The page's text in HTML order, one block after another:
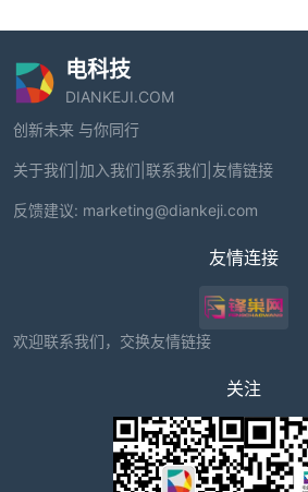
电科技
DIANKEJI.COM
创新未来 与你同行
关于我们 加入我们 联系我们 友情链接
反馈建议: marketing@diankeji.com
友情连接
欢迎联系我们，交换友情链接
关注